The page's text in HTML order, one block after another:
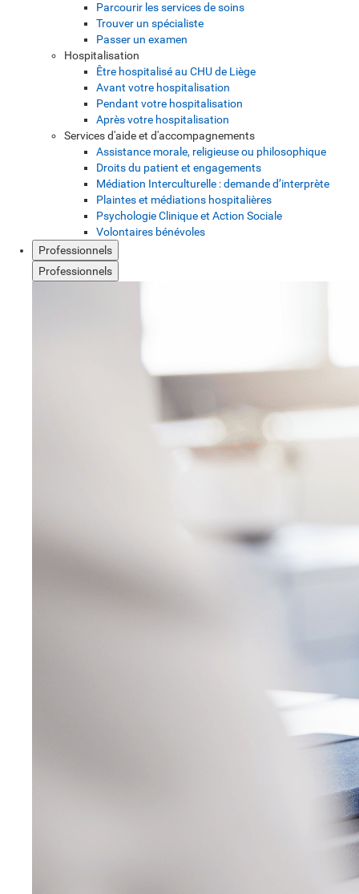
Parcourir les services de soins
Trouver un spécialiste
Passer un examen
Hospitalisation
Être hospitalisé au CHU de Liège
Avant votre hospitalisation
Pendant votre hospitalisation
Après votre hospitalisation
Services d'aide et d'accompagnements
Assistance morale, religieuse ou philosophique
Droits du patient et engagements
Médiation Interculturelle : demande d’interprète
Plaintes et médiations hospitalières
Psychologie Clinique et Action Sociale
Volontaires bénévoles
Professionnels
Professionnels